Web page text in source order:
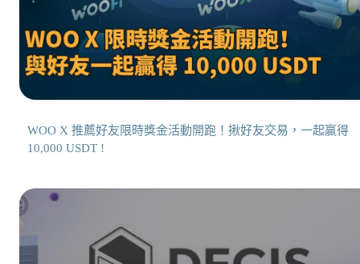
WOO X 推薦好友限時獎金活動開跑！揪好友交易，一起贏得
10,000 USDT !